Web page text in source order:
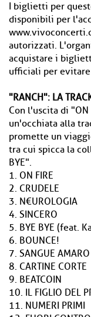
I biglietti per
disponibili per
autorizzati.
acquistare i
ufficiali per
"RANCH": LA
Con l'uscita di
un'occhiata alla
promette un
tra cui spicca la
BYE".
1. ON FIRE
2. CRUDELE
3. N€UROLOGIA
4. SINCERO
5. BYE BYE (feat.
6. BOUNCE!
7. SANGUE AMARO
8. CARTINE CORTE
9. BEATCOIN
10. IL FIGLIO DEL
11. NUMERI PRIMI